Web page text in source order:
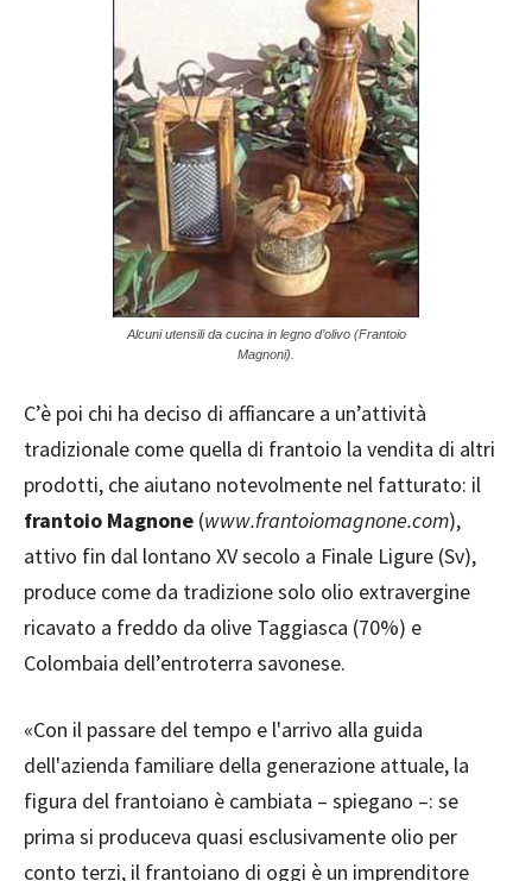
Alcuni utensili da cucina in legno d’olivo (Frantoio
Magnoni).
C’è poi chi ha deciso di affiancare a un’attività
tradizionale come quella di frantoio la vendita di altri
prodotti, che aiutano notevolmente nel fatturato: il
frantoio Magnone (www.frantoiomagnone.com),
attivo fin dal lontano XV secolo a Finale Ligure (Sv),
produce come da tradizione solo olio extravergine
ricavato a freddo da olive Taggiasca (70%) e
Colombaia dell’entroterra savonese.
«Con il passare del tempo e l'arrivo alla guida
dell'azienda familiare della generazione attuale, la
figura del frantoiano è cambiata – spiegano –: se
prima si produceva quasi esclusivamente olio per
conto terzi, il frantoiano di oggi è un imprenditore